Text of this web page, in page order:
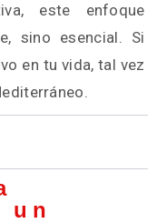
este enfoque
sino esencial. Si
en tu vida, tal vez
un